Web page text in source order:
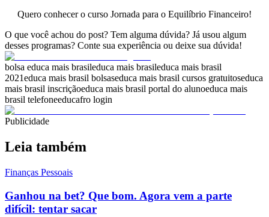
Quero conhecer o curso Jornada para o Equilíbrio Financeiro!
O que você achou do post? Tem alguma dúvida? Já usou algum
desses programas? Conte sua experiência ou deixe sua dúvida!
bolsa educa mais brasileduca mais brasileduca mais brasil
2021educa mais brasil bolsaseduca mais brasil cursos gratuitoseduca
mais brasil inscriçãoeduca mais brasil portal do alunoeduca mais
brasil telefoneeducafro login
Publicidade
Leia também
Finanças Pessoais
Ganhou na bet? Que bom. Agora vem a parte
difícil: tentar sacar